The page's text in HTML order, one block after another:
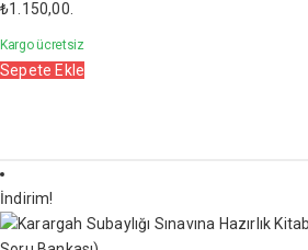
₺1.150,00.
Kargo ücretsiz
Sepete Ekle
İndirim!